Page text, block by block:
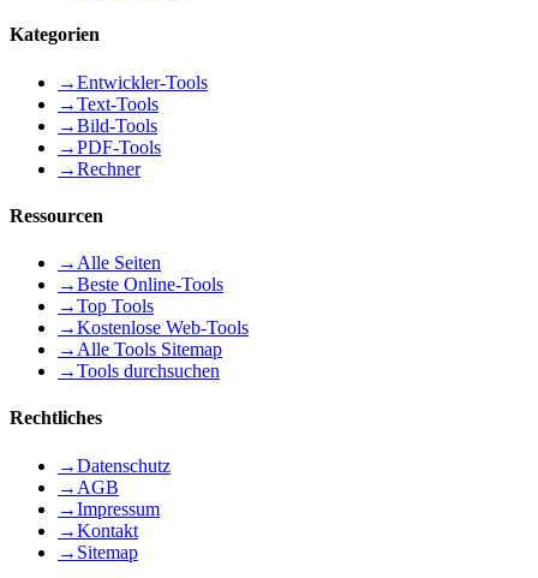
Kategorien
→Entwickler-Tools
→Text-Tools
→Bild-Tools
→PDF-Tools
→Rechner
Ressourcen
→ Alle Seiten
→Beste Online-Tools
→Top Tools
→Kostenlose Web-Tools
→ Alle Tools Sitemap
→Tools durchsuchen
Rechtliches
→Datenschutz
→ AGB
→Impressum
→Kontakt
→ Sitemap